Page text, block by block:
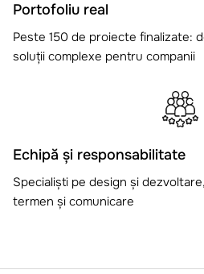
Portofoliu real
Peste 150 de proiecte finalizate:
soluții complexe pentru companii
Echipă și responsabilitate
Specialiști pe design și
termen și comunicare